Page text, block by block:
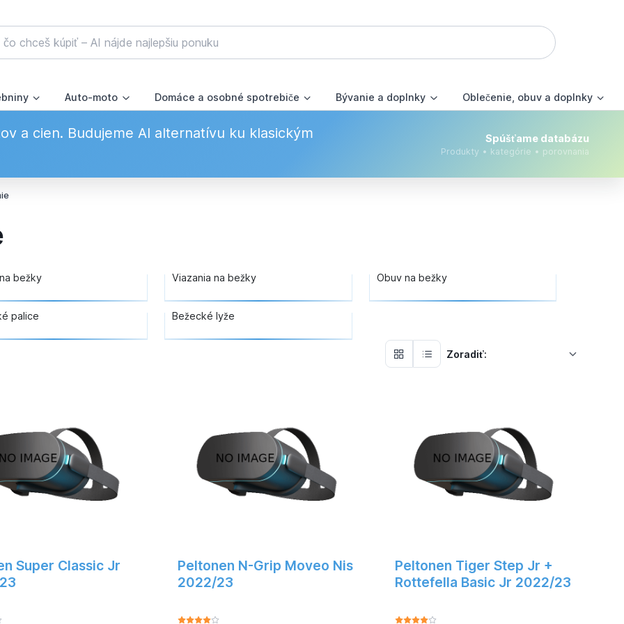
Auto-moto Domáce a osobné spotrebiče Bývanie a doplnky Oblečenie, obuv a doplnky
a cien. Budujeme AI alternatívu ku klasickým
Spúšťame databázu
Produkty • kategórie • porovnania
bežky Viazania na bežky Obuv na bežky
palice Bežecké lyže
Zoradiť:
Super Classic Jr
Peltonen N-Grip Moveo Nis
2022/23
Peltonen Tiger Step Jr +
Rottefella Basic Jr 2022/23